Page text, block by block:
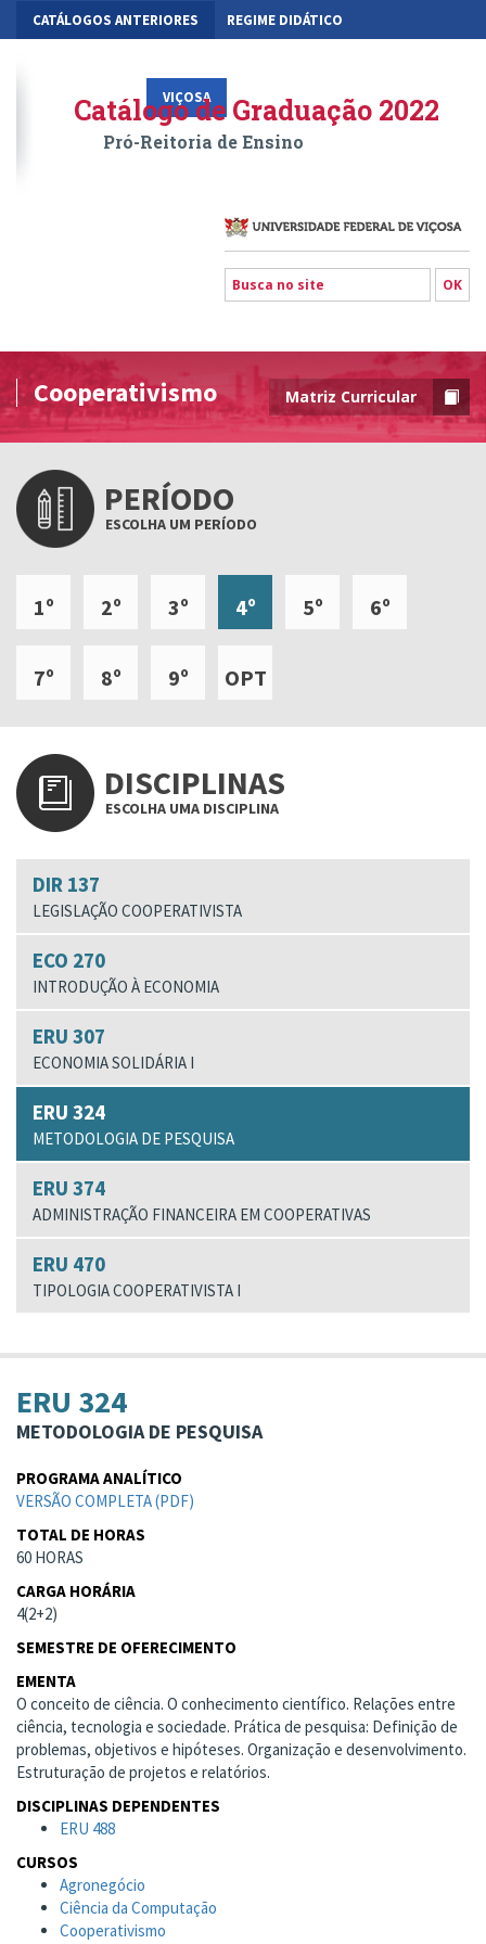
CATÁLOGOS ANTERIORES REGIME DIDÁTICO
VIÇOSA RIO PARANAÍBA FLORESTAL
Catálogo de Graduação 2022
Pró-Reitoria de Ensino
Cooperativismo Matriz Curricular
PERÍODO
ESCOLHA UM PERÍODO
1º 2º 3º 4º 5º 6º
7º 8º 9º OPT
DISCIPLINAS
ESCOLHA UMA DISCIPLINA
DIR 137
LEGISLAÇÃO COOPERATIVISTA
ECO 270
INTRODUÇÃO À ECONOMIA
ERU 307
ECONOMIA SOLIDÁRIA I
ERU 324
METODOLOGIA DE PESQUISA
ERU 374
ADMINISTRAÇÃO FINANCEIRA EM COOPERATIVAS
ERU 470
TIPOLOGIA COOPERATIVISTA I
ERU 324
METODOLOGIA DE PESQUISA
PROGRAMA ANALÍTICO
VERSÃO COMPLETA (PDF)
TOTAL DE HORAS
60 HORAS
CARGA HORÁRIA
4(2+2)
SEMESTRE DE OFERECIMENTO
EMENTA
O conceito de ciência. O conhecimento científico. Relações entre
ciência, tecnologia e sociedade. Prática de pesquisa: Definição de
problemas, objetivos e hipóteses. Organização e desenvolvimento.
Estruturação de projetos e relatórios.
DISCIPLINAS DEPENDENTES
ERU 488
CURSOS
Agronegócio
Ciência da Computação
Cooperativismo